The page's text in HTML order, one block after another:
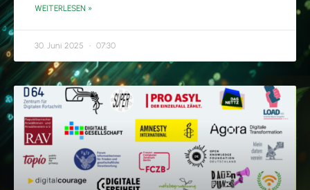
WEITERLESEN »
30. Juni 2025 07:30